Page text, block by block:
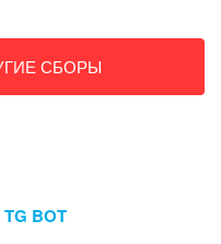
СБОРЫ
BOT